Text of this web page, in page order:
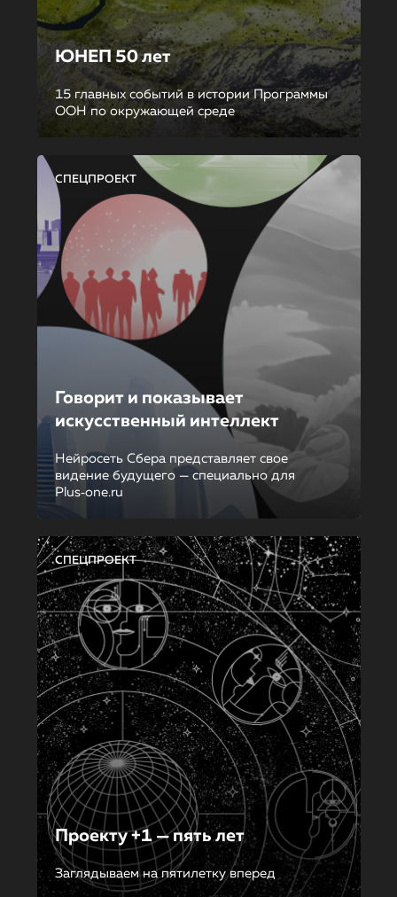
ЮНЕП 50 лет
15 главных событий в истории Программы
ООН по окружающей среде
СПЕЦПРОЕКТ
Говорит и показывает
искусственный интеллект
Нейросеть Сбера представляет свое
видение будущего — специально для
Plus‑one.ru
СПЕЦПРОЕКТ
Проекту +1 — пять лет
Заглядываем на пятилетку вперед